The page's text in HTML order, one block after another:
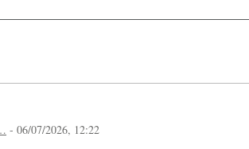
- 06/07/2026, 12:22